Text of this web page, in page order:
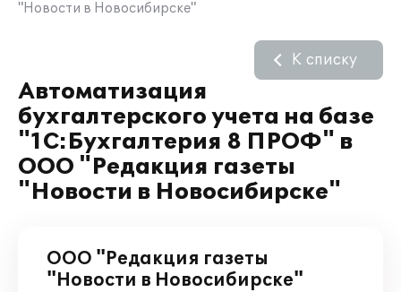
"Новости в Новосибирске"
Автоматизация
бухгалтерского учета на базе
"1С:Бухгалтерия 8 ПРОФ" в
ООО "Редакция газеты
"Новости в Новосибирске"
К списку
ООО "Редакция газеты
"Новости в Новосибирске"